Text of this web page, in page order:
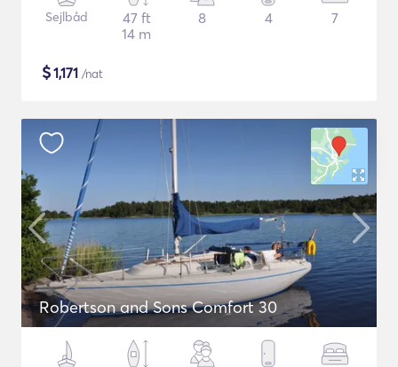
Sejlbåd
47 ft
14 m
8 4 7
$1,171 /nat
Robertson and Sons Comfort 30